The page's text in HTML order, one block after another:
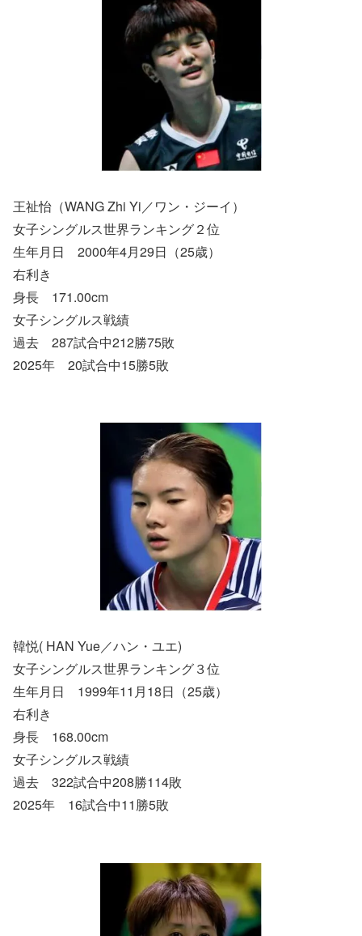
王祉怡（WANG Zhi Yi／ワン・ジーイ）
女子シングルス世界ランキング２位
生年月日 2000年4月29日（25歳）
右利き
身長 171.00cm
女子シングルス戦績
過去 287試合中212勝75敗
2025年 20試合中15勝5敗
韓悦( HAN Yue／ハン・ユエ)
女子シングルス世界ランキング３位
生年月日 1999年11月18日（25歳）
右利き
身長 168.00cm
女子シングルス戦績
過去 322試合中208勝114敗
2025年 16試合中11勝5敗